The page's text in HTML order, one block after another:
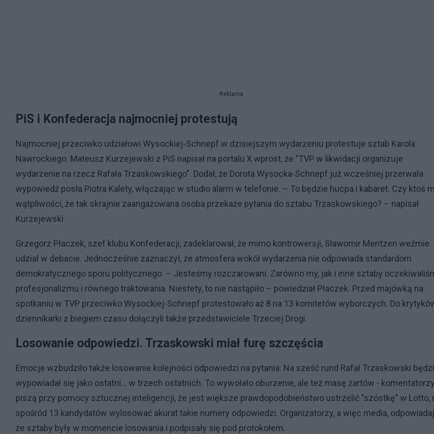
Reklama
PiS i Konfederacja najmocniej protestują
Najmocniej przeciwko udziałowi Wysockiej-Schnepf w dzisiejszym wydarzeniu protestuje sztab Karola
Nawrockiego. Mateusz Kurzejewski z PiS napisał na portalu X wprost, że "TVP w likwidacji organizuje
wydarzenie na rzecz Rafała Trzaskowskiego". Dodał, że Dorota Wysocka-Schnepf już wcześniej przerwała
wypowiedź posła Piotra Kalety, włączając w studio alarm w telefonie. – To będzie hucpa i kabaret. Czy ktoś
wątpliwości, że tak skrajnie zaangażowana osoba przekaże pytania do sztabu Trzaskowskiego? – napisał
Kurzejewski.
Grzegorz Płaczek, szef klubu Konfederacji, zadeklarował, że mimo kontrowersji, Sławomir Mentzen weźmie
udział w debacie. Jednocześnie zaznaczył, że atmosfera wokół wydarzenia nie odpowiada standardom
demokratycznego sporu politycznego. – Jesteśmy rozczarowani. Zarówno my, jak i inne sztaby
profesjonalizmu i równego traktowania. Niestety, to nie nastąpiło – powiedział Płaczek. Przed majówką na
spotkaniu w TVP przeciwko Wysockiej-Schnepf protestowało aż 8 na 13 komitetów wyborczych. Do
dziennikarki z biegiem czasu dołączyli także przedstawiciele Trzeciej Drogi.
Losowanie odpowiedzi. Trzaskowski miał furę szczęścia
Emocje wzbudziło także losowanie kolejności odpowiedzi na pytania. Na sześć rund Rafał Trzaskowski
wypowiadał się jako ostatni... w trzech ostatnich. To wywołało oburzenie, ale też masę żartów -
piszą przy pomocy sztucznej inteligencji, że jest większe prawdopodobieństwo ustrzelić "szóstkę" w Lotto,
spośród 13 kandydatów wylosować akurat takie numery odpowiedzi. Organizatorzy, a więc media,
że sztaby były w momencie losowania i podpisały się pod protokołem.